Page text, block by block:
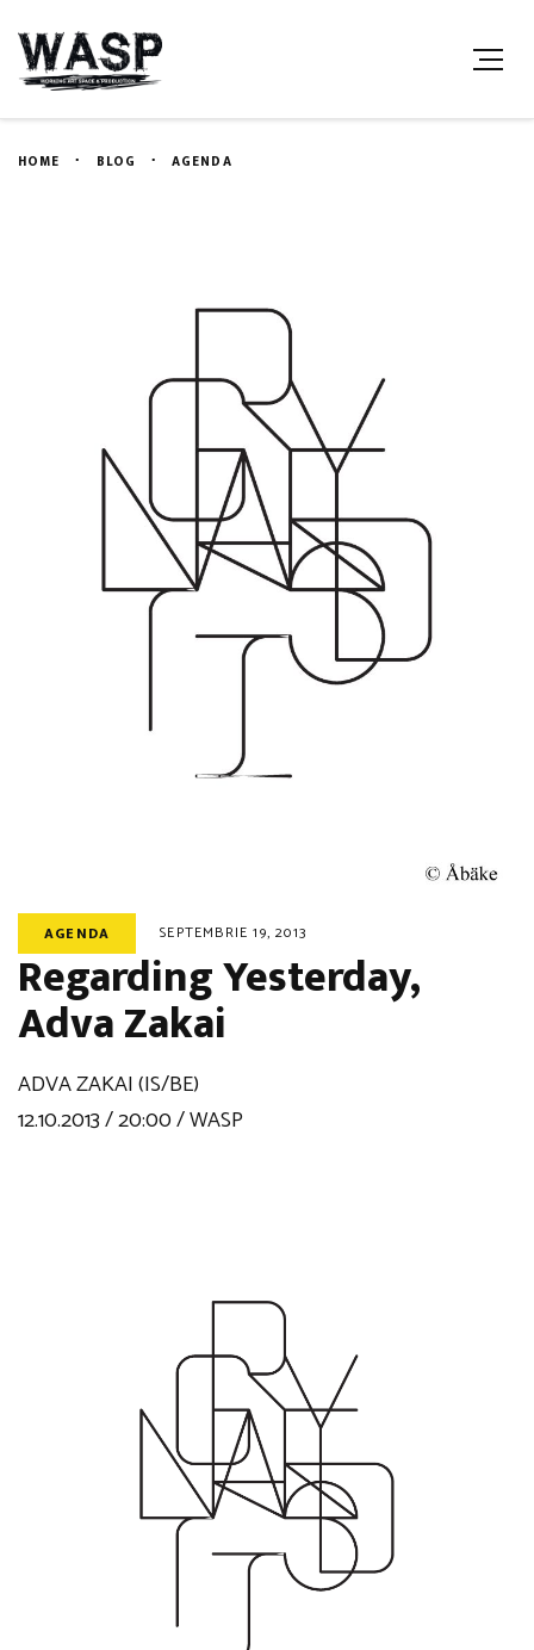
HOME BLOG AGENDA
AGENDA SEPTEMBRIE 19, 2013
Regarding Yesterday,
Adva Zakai
ADVA ZAKAI (IS/BE)
12.10.2013 / 20:00 / WASP